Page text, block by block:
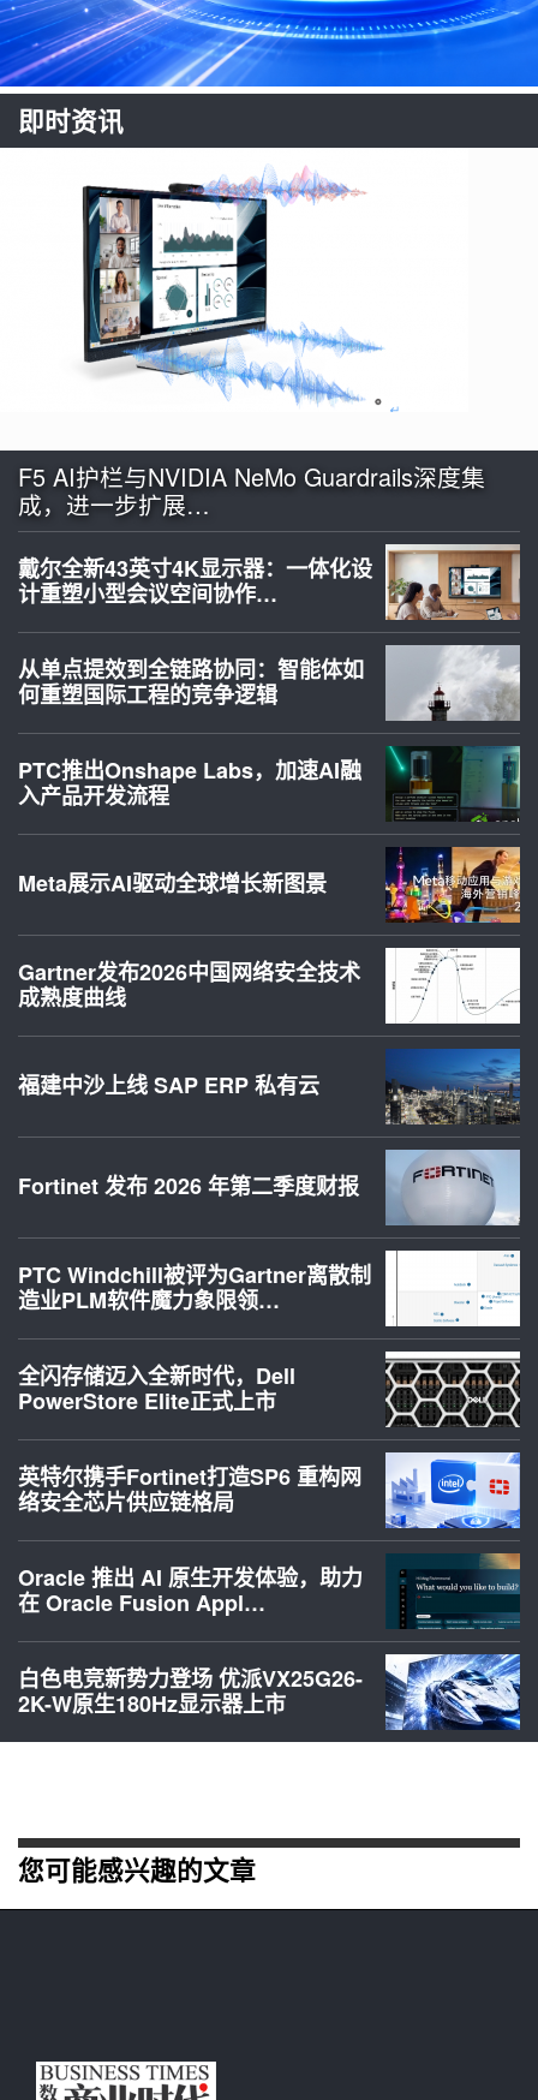
即时资讯
F5 AI护栏与NVIDIA NeMo Guardrails深度集
成，进一步扩展…
戴尔全新43英寸4K显示器：一体化设
计重塑小型会议空间协作…
从单点提效到全链路协同：智能体如
何重塑国际工程的竞争逻辑
PTC推出Onshape Labs，加速AI融
入产品开发流程
Meta展示AI驱动全球增长新图景
Gartner发布2026中国网络安全技术
成熟度曲线
福建中沙上线 SAP ERP 私有云
Fortinet 发布 2026 年第二季度财报
PTC Windchill被评为Gartner离散制
造业PLM软件魔力象限领…
全闪存储迈入全新时代，Dell
PowerStore Elite正式上市
英特尔携手Fortinet打造SP6 重构网
络安全芯片供应链格局
Oracle 推出 AI 原生开发体验，助力
在 Oracle Fusion Appl…
白色电竞新势力登场 优派VX25G26-
2K-W原生180Hz显示器上市
您可能感兴趣的文章